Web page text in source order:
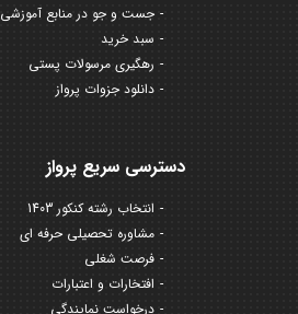
جست و جو در منابع آموزشی
سبد خرید
رهگیری مرسولات پستی
دانلود جزوات پرواز
دسترسی سریع پرواز
انتخاب رشته کنکور 1403
مشاوره تحصیلی حرفه ای
فرصت شغلی
افتخارات و اعتبارات
درخواست نمایندگی